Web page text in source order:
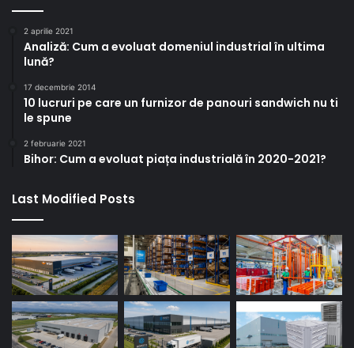
2 aprilie 2021
Analiză: Cum a evoluat domeniul industrial în ultima
lună?
17 decembrie 2014
10 lucruri pe care un furnizor de panouri sandwich nu ti
le spune
2 februarie 2021
Bihor: Cum a evoluat piața industrială în 2020-2021?
Last Modified Posts